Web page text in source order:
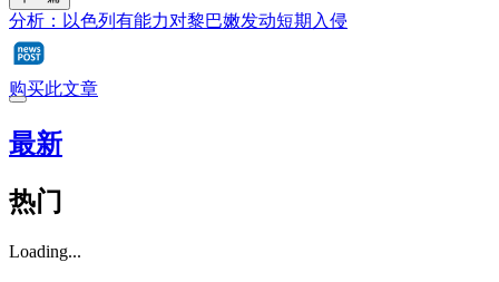
分析：以色列有能力对黎巴嫩发动短期入侵
购买此文章
最新
热门
Loading...